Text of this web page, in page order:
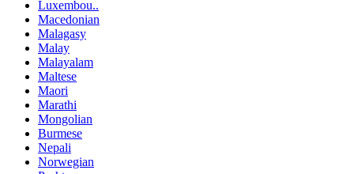
Luxembou..
Macedonian
Malagasy
Malay
Malayalam
Maltese
Maori
Marathi
Mongolian
Burmese
Nepali
Norwegian